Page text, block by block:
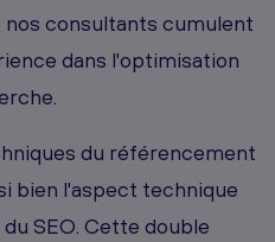
consultants cumulent
dans l'optimisation
du référencement
bien l'aspect technique
SEO. Cette double